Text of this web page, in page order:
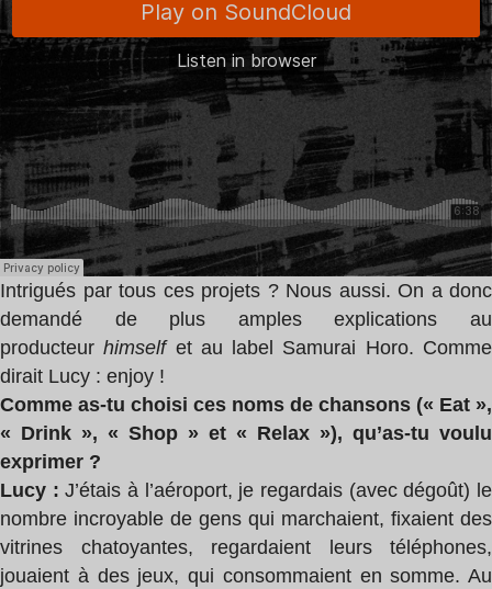
Intrigués par tous ces projets ? Nous aussi. On a donc
demandé de plus amples explications au
producteurhimselfet au label Samurai Horo. Comme
dirait Lucy : enjoy !
Comme as-tu choisi ces noms de chansons (« Eat »,
« Drink », « Shop » et « Relax »), qu’as-tu voulu
exprimer ?
Lucy :J’étais à l’aéroport, je regardais (avec dégoût) le
nombre incroyable de gens qui marchaient, fixaient des
vitrines chatoyantes, regardaient leurs téléphones,
jouaient à des jeux, qui consommaient en somme. Au